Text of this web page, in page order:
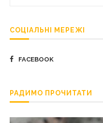
СОЦІАЛЬНІ МЕРЕЖІ
FACEBOOK
РАДИМО ПРОЧИТАТИ